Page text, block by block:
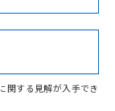
Cr(VI)
関する見解が入手でき